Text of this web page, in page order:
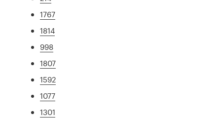
1767
1814
998
1807
1592
1077
1301